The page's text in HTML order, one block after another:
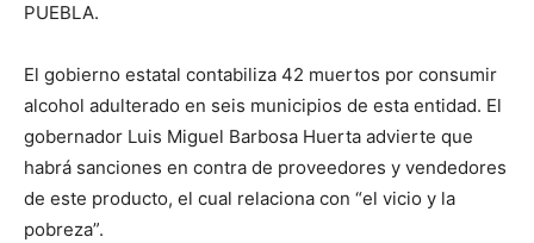
PUEBLA.
El gobierno estatal contabiliza 42 muertos por consumir
alcohol adulterado en seis municipios de esta entidad. El
gobernador Luis Miguel Barbosa Huerta advierte que
habrá sanciones en contra de proveedores y vendedores
de este producto, el cual relaciona con “el vicio y la
pobreza”.